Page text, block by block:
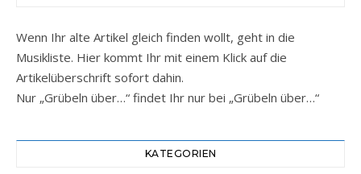
Wenn Ihr alte Artikel gleich finden wollt, geht in die
Musikliste. Hier kommt Ihr mit einem Klick auf die
Artikelüberschrift sofort dahin.
Nur „Grübeln über…“ findet Ihr nur bei „Grübeln über…“
KATEGORIEN